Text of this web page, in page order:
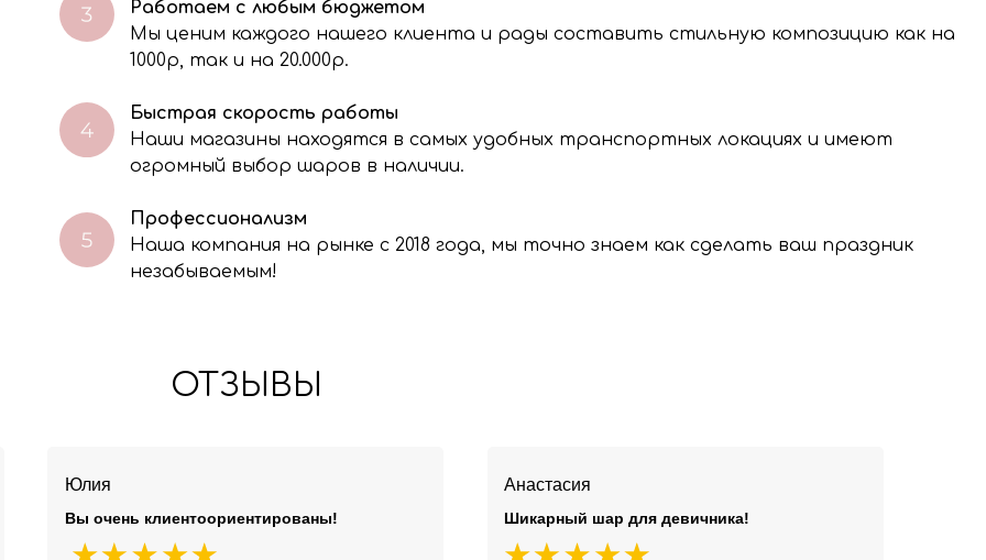
электронную форму, Вы даете согласие на обработку, сбор, хранение и передачу
Вами информации на условиях Политики обработки персональных данных.
Работаем с любым бюджетом
Мы ценим каждого нашего клиента и рады составить стильную композицию как на
1000р, так и на 20.000р.
Быстрая скорость работы
Наши магазины находятся в самых удобных транспортных локациях и имеют
огромный выбор шаров в наличии.
Профессионализм
Наша компания на рынке с 2018 года, мы точно знаем как сделать ваш праздник
незабываемым!
ОТЗЫВЫ
Юлия
Вы очень клиентоориентированы!
Анастасия
Шикарный шар для девичника!